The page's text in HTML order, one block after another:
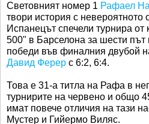
Световният номер 1 Рафаел
твори история с невероятното
Испанецът спечели турнира от
500" в Барселона за шести път
победи във финалния двубой
Давид Ферер с 6:2, 6:4.
Това е 31-а титла на Рафа в
турнирите на червено и общо
имат повече отличия на тази
Мустер и Гийермо Виляс.